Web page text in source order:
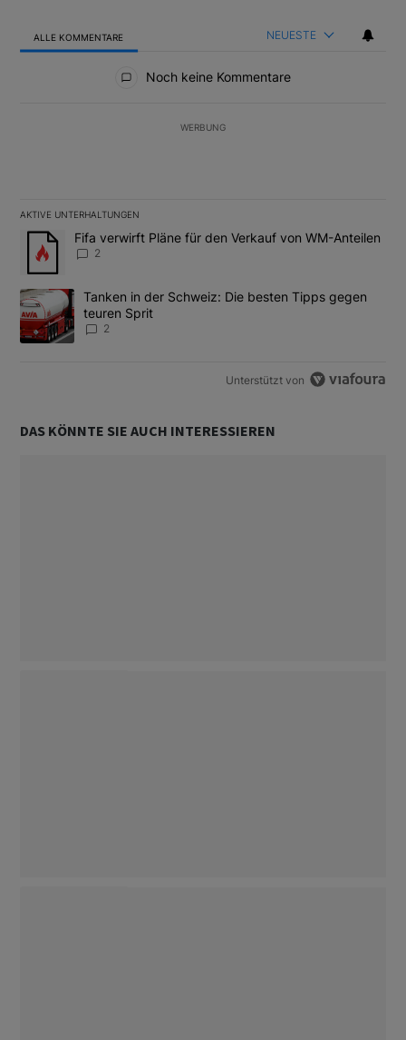
ALLE KOMMENTARE NEUESTE
Noch keine Kommentare
WERBUNG
AKTIVE UNTERHALTUNGEN
Das Folgende ist eine Liste der am meisten kommentierten
Ein Trendartikel mit dem Titel "Fifa verwirft Pläne für den
Fifa verwirft Pläne für den Verkauf von WM-Anteilen
2
Ein Trendartikel mit dem Titel "Tanken in der Schweiz: Die
Tanken in der Schweiz: Die besten Tipps gegen
teuren Sprit
2
Unterstützt von
DAS KÖNNTE SIE AUCH INTERESSIEREN